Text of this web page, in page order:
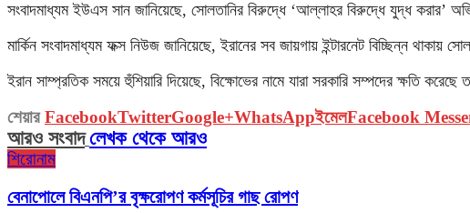
সংবাদমাধ্যম ইউএস সান জানিয়েছে, সোলতানির বিরুদ্ধে ‘আল্লাহর বিরুদ্ধে যুদ্ধ করার’
মার্কিন সংবাদমাধ্যম ফক্স নিউজ জানিয়েছে, ইরানের সব জায়গায় ইন্টারনেট বিচ্ছিন্ন থাকায়
ইরান সাম্প্রতিক সময়ে হুঁশিয়ারি দিয়েছে, বিক্ষোভের নামে যারা সরকারি সম্পদের ক্ষতি
শেয়ার FacebookTwitterGoogle+WhatsAppইমেলFacebook
আরও সংবাদ লেখক থেকে আরও
শিরোনাম
বেনাপোলে বিএনপি’র বৃক্ষরোপণ কর্মসূচির গাছ রোপণ